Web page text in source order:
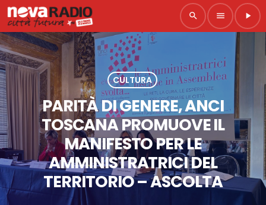
search menu play_arrow
CULTURA
PARITÀ DI GENERE, ANCI
TOSCANA PROMUOVE IL
MANIFESTO PER LE
AMMINISTRATRICI DEL
TERRITORIO – ASCOLTA